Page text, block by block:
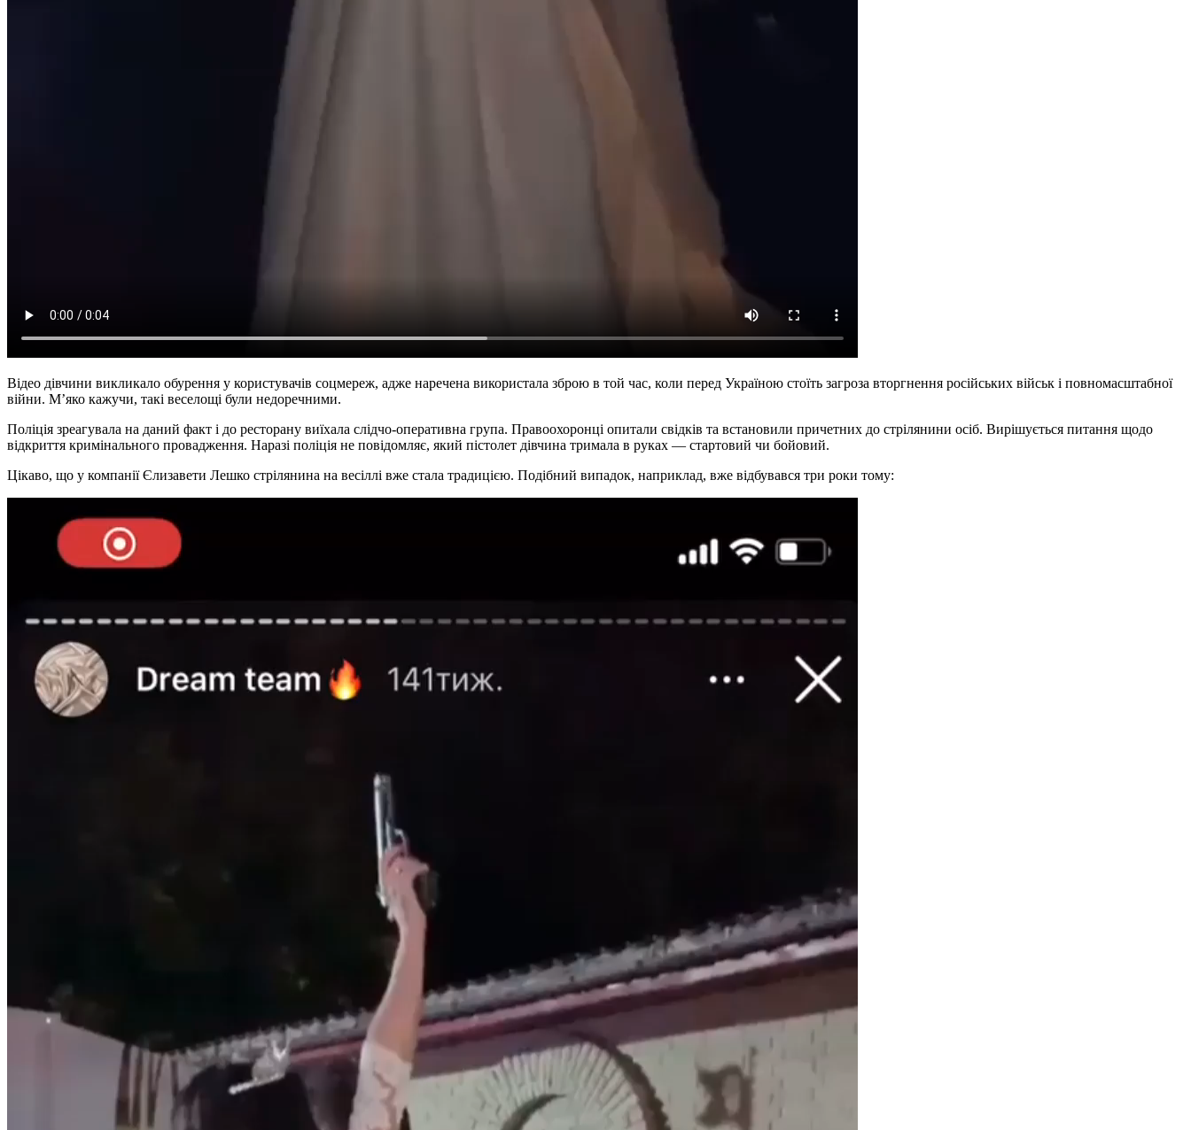
Відео дівчини викликало обурення у користувачів соцмереж, адже наречена використала зброю в той час, коли перед Україною стоїть загроза вторгнення російських військ і повномасштабної
війни. М’яко кажучи, такі веселощі були недоречними.
Поліція зреагувала на даний факт і до ресторану виїхала слідчо-оперативна група. Правоохоронці опитали свідків та встановили причетних до стрілянини осіб. Вирішується питання щодо
відкриття кримінального провадження. Наразі поліція не повідомляє, який пістолет дівчина тримала в руках — стартовий чи бойовий.
Цікаво, що у компанії Єлизавети Лешко стрілянина на весіллі вже стала традицією. Подібний випадок, наприклад, вже відбувався три роки тому: